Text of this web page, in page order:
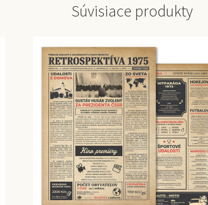
Súvisiace produkty